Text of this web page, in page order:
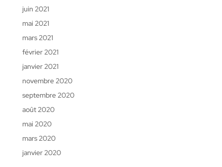
juin 2021
mai 2021
mars 2021
février 2021
janvier 2021
novembre 2020
septembre 2020
août 2020
mai 2020
mars 2020
janvier 2020